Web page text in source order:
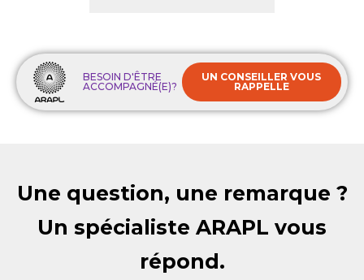
BESOIN D'ÊTRE
ACCOMPAGNÉ(E)?
UN CONSEILLER VOUS
RAPPELLE
Une question, une remarque ?
Un spécialiste ARAPL vous
répond.